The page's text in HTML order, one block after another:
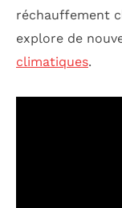
réchauffement
explore de
climatiques.